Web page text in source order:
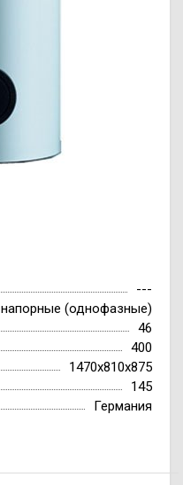
---
напорные (однофазные)
46
400
1470x810x875
145
Германия